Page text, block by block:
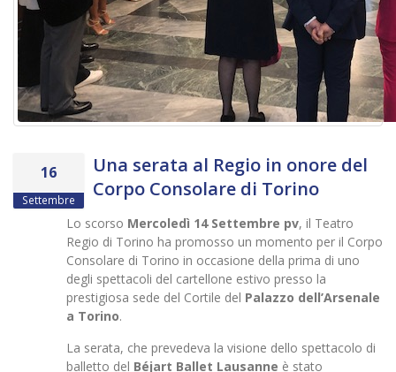
16
Settembre
Una serata al Regio in onore del
Corpo Consolare di Torino
Lo scorso Mercoledì 14 Settembre pv, il Teatro
Regio di Torino ha promosso un momento per il Corpo
Consolare di Torino in occasione della prima di uno
degli spettacoli del cartellone estivo presso la
prestigiosa sede del Cortile del Palazzo dell’Arsenale
a Torino.
La serata, che prevedeva la visione dello spettacolo di
balletto del Béjart Ballet Lausanne è stato